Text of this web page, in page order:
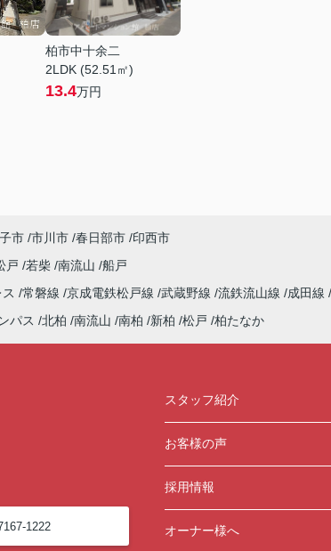
柏市中十余二
2LDK (52.51㎡)
13.4万円
市 市川市 春日部市 印西市
戸 若柴 南流山 船戸
常磐線 京成電鉄松戸線 武蔵野線 流鉄流山線 成田線
パス 北柏 南流山 南柏 新柏 松戸 柏たなか
1222
スタッフ紹介
お客様の声
採用情報
オーナー様へ